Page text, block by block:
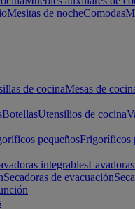
Mesitas de nocheComodas
de cocinaMesas de
BotellasUtensilios de cocina
pequeñosFrigoríficos
integrables
Secadoras de evacuación